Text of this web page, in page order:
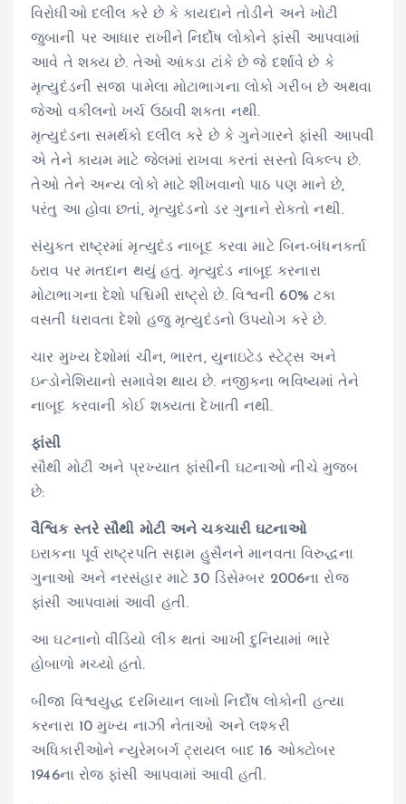
વિરોધીઓ દલીલ કરે છે કે કાયદાને તોડીને અને ખોટી
જુબાની પર આધાર રાખીને નિર્દોષ લોકોને ફાંસી આપવામાં
આવે તે શક્ય છે. તેઓ આંકડા ટાંકે છે જે દર્શાવે છે કે
મૃત્યુદંડની સજા પામેલા મોટાભાગના લોકો ગરીબ છે અથવા
જેઓ વકીલનો ખર્ચ ઉઠાવી શકતા નથી.
મૃત્યુદંડના સમર્થકો દલીલ કરે છે કે ગુનેગારને ફાંસી આપવી
એ તેને કાયમ માટે જેલમાં રાખવા કરતાં સસ્તો વિકલ્પ છે.
તેઓ તેને અન્ય લોકો માટે શીખવાનો પાઠ પણ માને છે,
પરંતુ આ હોવા છતાં, મૃત્યુદંડનો ડર ગુનાને રોકતો નથી.
સંયુક્ત રાષ્ટ્રમાં મૃત્યુદંડ નાબૂદ કરવા માટે બિન-બંધનકર્તા
ઠરાવ પર મતદાન થયું હતું. મૃત્યુદંડ નાબૂદ કરનારા
મોટાભાગના દેશો પશ્ચિમી રાષ્ટ્રો છે. વિશ્વની 60% ટકા
વસતી ધરાવતા દેશો હજુ મૃત્યુદંડનો ઉપયોગ કરે છે.
ચાર મુખ્ય દેશોમાં ચીન, ભારત, યુનાઇટેડ સ્ટેટ્સ અને
ઇન્ડોનેશિયાનો સમાવેશ થાય છે. નજીકના ભવિષ્યમાં તેને
નાબૂદ કરવાની કોઈ શક્યતા દેખાતી નથી.
ફાંસી
સૌથી મોટી અને પ્રખ્યાત ફાંસીની ઘટનાઓ નીચે મુજબ
છે:
વૈશ્વિક સ્તરે સૌથી મોટી અને ચકચારી ઘટનાઓ
ઇરાકના પૂર્વ રાષ્ટ્રપતિ સદ્દામ હુસૈનને માનવતા વિરુદ્ધના
ગુનાઓ અને નરસંહાર માટે 30 ડિસેમ્બર 2006ના રોજ
ફાંસી આપવામાં આવી હતી.
આ ઘટનાનો વીડિયો લીક થતાં આખી દુનિયામાં ભારે
હોબાળો મચ્યો હતો.
બીજા વિશ્વયુદ્ધ દરમિયાન લાખો નિર્દોષ લોકોની હત્યા
કરનારા 10 મુખ્ય નાઝી નેતાઓ અને લશ્કરી
અધિકારીઓને ન્યુરેમબર્ગ ટ્રાયલ બાદ 16 ઓક્ટોબર
1946ના રોજ ફાંસી આપવામાં આવી હતી.